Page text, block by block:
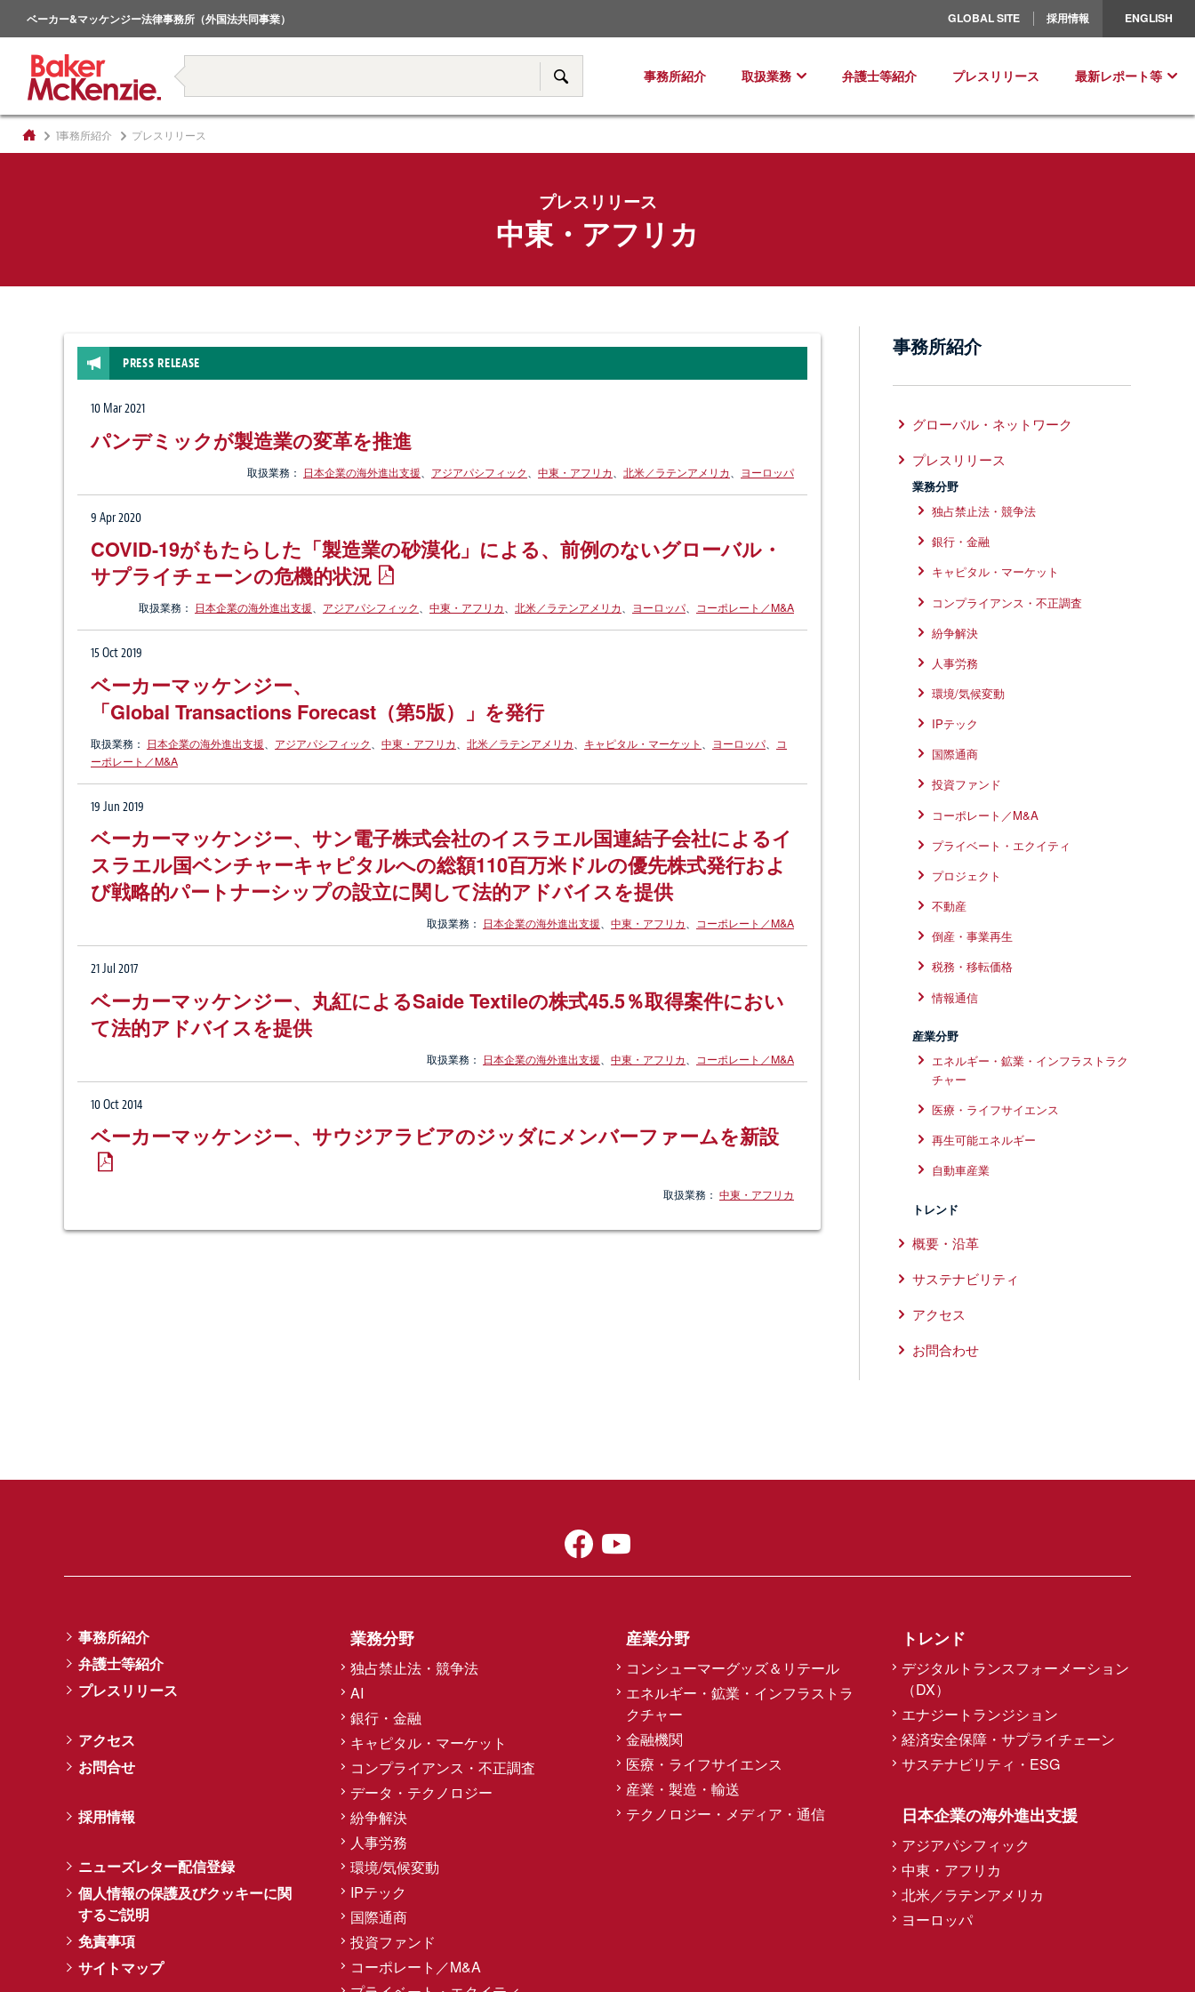
ベーカー&マッケンジー法律事務所（外国法共同事業） GLOBAL SITE 採用情報 ENGLISH
サイト内検索事務所紹介 取扱業務
ヨーロッパ
弁護士等紹介 プレスリリース 最新レポート等
著書
]事務所紹介 プレスリリース
プレスリリース
中東・アフリカ
PRESS RELEASE
10 Mar 2021
パンデミックが製造業の変革を推進
取扱業務： 日本企業の海外進出支援、 アジアパシフィック、 中東・アフリカ、 北米／ラテンアメリカ、 ヨーロッパ
9 Apr 2020
COVID-19がもたらした「製造業の砂漠化」による、前例のないグローバル・
サプライチェーンの危機的状況
取扱業務： 日本企業の海外進出支援、 アジアパシフィック、 中東・アフリカ、 北米／ラテンアメリカ、 ヨーロッパ、 コーポレート／M&A
15 Oct 2019
ベーカーマッケンジー、
「Global Transactions Forecast（第5版）」を発行
取扱業務： 日本企業の海外進出支援、 アジアパシフィック、 中東・アフリカ、 北米／ラテンアメリカ、 キャピタル・マーケット 、 ヨーロッパ、 コ
ーポレート／M&A
19 Jun 2019
ベーカーマッケンジー、サン電子株式会社のイスラエル国連結子会社によるイ
スラエル国ベンチャーキャピタルへの総額110百万米ドルの優先株式発行およ
び戦略的パートナーシップの設立に関して法的アドバイスを提供
取扱業務： 日本企業の海外進出支援、 中東・アフリカ、 コーポレート／M&A
21 Jul 2017
ベーカーマッケンジー、丸紅によるSaide Textileの株式45.5％取得案件におい
て法的アドバイスを提供
取扱業務： 日本企業の海外進出支援、 中東・アフリカ、 コーポレート／M&A
10 Oct 2014
ベーカーマッケンジー、サウジアラビアのジッダにメンバーファームを新設
取扱業務： 中東・アフリカ
事務所紹介
グローバル・ネットワーク
プレスリリース
業務分野
独占禁止法・競争法
銀行・金融
キャピタル・マーケット
コンプライアンス・不正調査
紛争解決
人事労務
環境/気候変動
IPテック
国際通商
投資ファンド
コーポレート／M&A
プライベート・エクイティ
プロジェクト
不動産
倒産・事業再生
税務・移転価格
情報通信
産業分野
エネルギー・鉱業・インフラストラク
チャー
医療・ライフサイエンス
再生可能エネルギー
自動車産業
トレンド
概要・沿革
サステナビリティ
アクセス
お問合わせ
事務所紹介
弁護士等紹介
プレスリリース
アクセス
お問合せ
採用情報
ニューズレター配信登録
個人情報の保護及びクッキーに関
するご説明
免責事項
サイトマップ
業務分野
独占禁止法・競争法
AI
銀行・金融
キャピタル・マーケット
コンプライアンス・不正調査
データ・テクノロジー
紛争解決
人事労務
環境/気候変動
IPテック
国際通商
投資ファンド
コーポレート／M&A
産業分野
コンシューマーグッズ＆リテール
エネルギー・鉱業・インフラストラ
クチャー
金融機関
医療・ライフサイエンス
産業・製造・輸送
テクノロジー・メディア・通信
トレンド
デジタルトランスフォーメーション
（DX）
エナジートランジション
経済安全保障・サプライチェーン
サステナビリティ・ESG
日本企業の海外進出支援
アジアパシフィック
中東・アフリカ
北米／ラテンアメリカ
ヨーロッパ